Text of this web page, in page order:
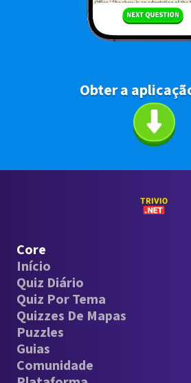
Obter a
Core
Início
Quiz Diário
Quiz Por Tema
Quizzes De Mapas
Puzzles
Guias
Comunidade